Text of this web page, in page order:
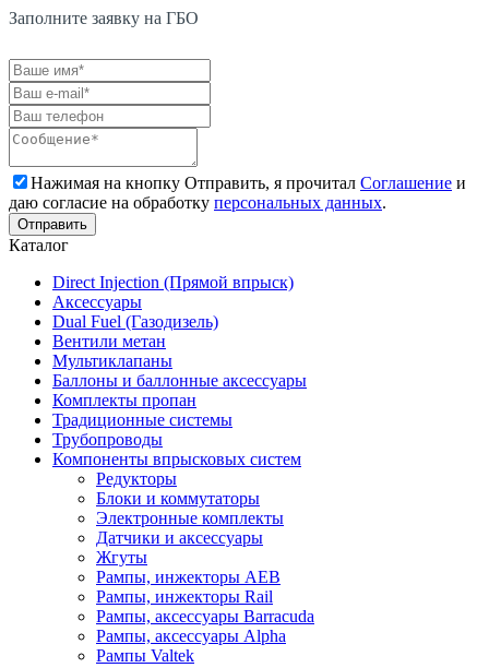
Заполните заявку на ГБО
Нажимая на кнопку Отправить, я прочитал Соглашение и
даю согласие на обработку персональных данных.
Каталог
Direct Injection (Прямой впрыск)
Аксессуары
Dual Fuel (Газодизель)
Вентили метан
Мультиклапаны
Баллоны и баллонные аксессуары
Комплекты пропан
Традиционные системы
Трубопроводы
Компоненты впрысковых систем
Редукторы
Блоки и коммутаторы
Электронные комплекты
Датчики и аксессуары
Жгуты
Рампы, инжекторы AEB
Рампы, инжекторы Rail
Рампы, аксессуары Barracuda
Рампы, аксессуары Alpha
Рампы Valtek